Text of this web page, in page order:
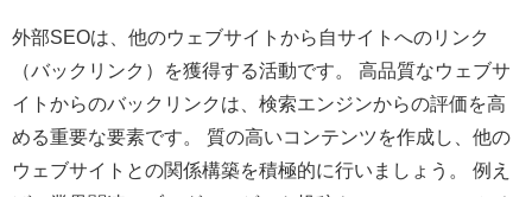
外部SEOは、他のウェブサイトから自サイトへのリンク
（バックリンク）を獲得する活動です。 高品質なウェブサ
イトからのバックリンクは、検索エンジンからの評価を高
める重要な要素です。 質の高いコンテンツを作成し、他の
ウェブサイトとの関係構築を積極的に行いましょう。 例え